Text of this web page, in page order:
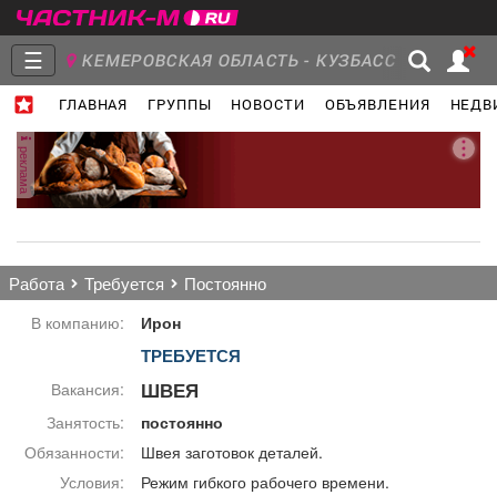
☰ КЕМЕРОВСКАЯ ОБЛАСТЬ - КУЗБАСС
ГЛАВНАЯ ГРУППЫ НОВОСТИ ОБЪЯВЛЕНИЯ
Главная
Группы Новости
Работа Транспорт
реклама
работа требуется постоянно
В компанию: Ирон
ТРЕБУЕТСЯ
Вакансия: ШВЕЯ
Занятость:
постоянно
Обязанности:
Швея заготовок деталей.
Условия:
Режим гибкого рабочего времени.